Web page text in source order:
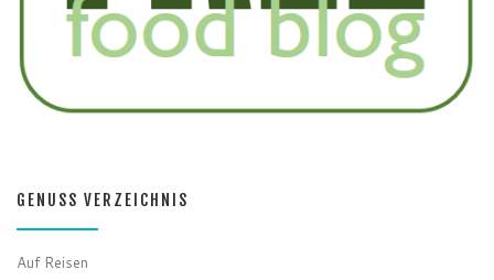
GENUSS VERZEICHNIS
Auf Reisen